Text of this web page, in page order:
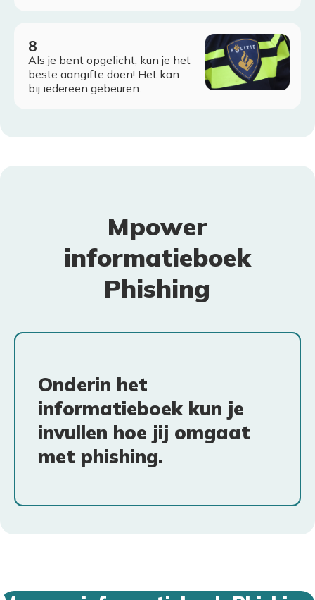
Als je bent opgelicht, kun je het
beste aangifte doen! Het kan
bij iedereen gebeuren.
Mpower
informatieboek
Phishing
Onderin het
informatieboek kun je
invullen hoe jij omgaat
met phishing.